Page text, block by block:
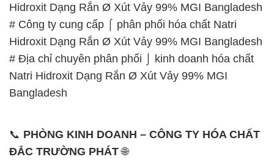
Hidroxit Dạng Rắn Ø Xút Vảy 99% MGI Bangladesh
# Công ty cung cấp ⌠ phân phối hóa chất Natri
Hidroxit Dạng Rắn Ø Xút Vảy 99% MGI Bangladesh
# Địa chỉ chuyên phân phối ⌡ kinh doanh hóa chất
Natri Hidroxit Dạng Rắn Ø Xút Vảy 99% MGI
Bangladesh
📞 PHÒNG KINH DOANH – CÔNG TY HÓA CHẤT
ĐẮC TRƯỜNG PHÁT🌐